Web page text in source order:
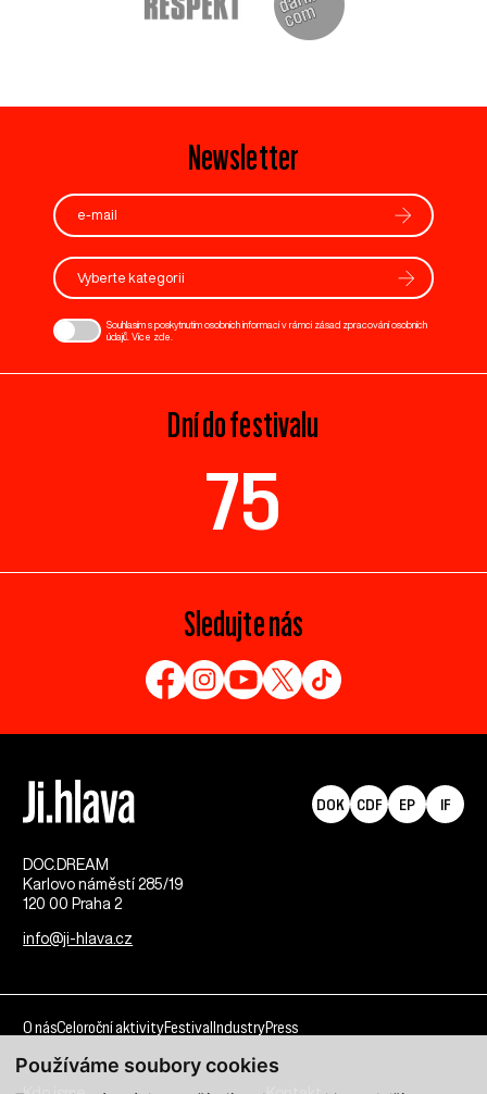
Používáme soubory cookies
Newsletter
Vyberte kategorii
Souhlasím s poskytnutím osobních informací v rámci zásad zpracování osobních
údajů. Více zde
Dní do festivalu
75
Sledujte nás
DOC.DREAM​
Karlovo náměstí 285/19
120 00 Praha 2
info@ji-hlava.cz
DOK CDF EP IF
O násCeloroční aktivityFestival IndustryPress